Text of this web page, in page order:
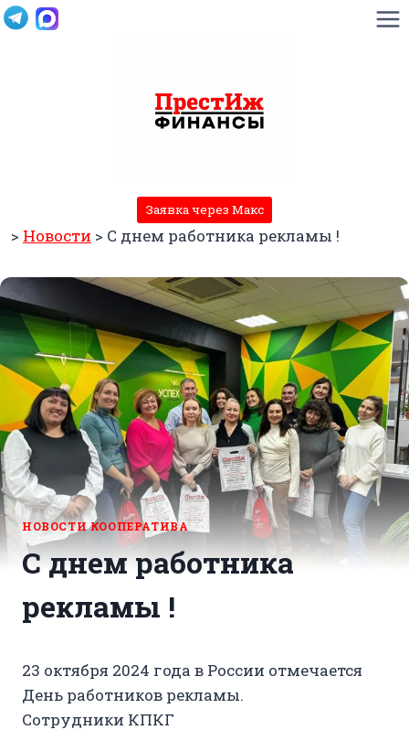
Перейти
Заявка через Макс
> Новости > С днем работника рекламы !
НОВОСТИ КООПЕРАТИВА
С днем работника
рекламы !
23 октября 2024 года в России отмечается
День работников рекламы.
Сотрудники КПКГ